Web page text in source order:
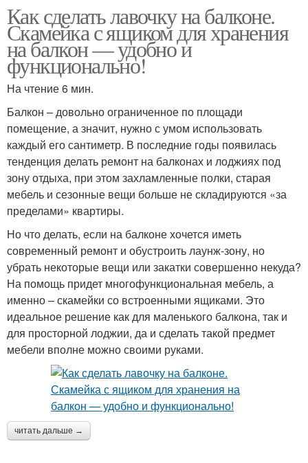
Как сделать лавочку на балконе.
Скамейка с ящиком для хранения
на балкон — удобно и
функционально!
На чтение 6 мин.
Балкон – довольно ограниченное по площади
помещение, а значит, нужно с умом использовать
каждый его сантиметр. В последние годы появилась
тенденция делать ремонт на балконах и лоджиях под
зону отдыха, при этом захламленные полки, старая
мебель и сезонные вещи больше не складируются «за
пределами» квартиры.
Но что делать, если на балконе хочется иметь
современный ремонт и обустроить лаунж-зону, но
убрать некоторые вещи или закатки совершенно некуда?
На помощь придет многофункциональная мебель, а
именно – скамейки со встроенными ящиками. Это
идеальное решение как для маленького балкона, так и
для просторной лоджии, да и сделать такой предмет
мебели вполне можно своими руками.
читать дальше →